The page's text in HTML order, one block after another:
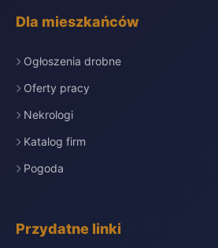
Dla mieszkańców
Ogłoszenia drobne
Oferty pracy
Nekrologi
Katalog firm
Pogoda
Przydatne linki